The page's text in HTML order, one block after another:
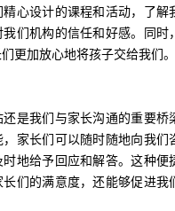
心设计的课程和活动，了解
们机构的信任和好感。同时
更加放心地将孩子交给我们。
是我们与家长沟通的重要桥
家长们可以随时随地向我们
地给予回应和解答。这种便
们的满意度，还能够促进我